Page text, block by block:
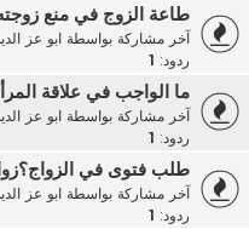
طاعة الزوج في منع
آخر مشاركة بواسطة ابو عز
ردود:
ما الواجب في علاقة
آخر مشاركة بواسطة ابو عز
ردود:
طلب فتوى في
آخر مشاركة بواسطة ابو عز
ردود: